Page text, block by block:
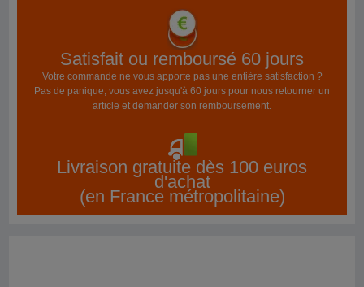
Satisfait ou remboursé 60 jours
Votre commande ne vous apporte pas une entière satisfaction ?
Pas de panique, vous avez jusqu'à 60 jours pour nous retourner un
article et demander son remboursement.
Livraison gratuite dès 100 euros
d'achat
(en France métropolitaine)